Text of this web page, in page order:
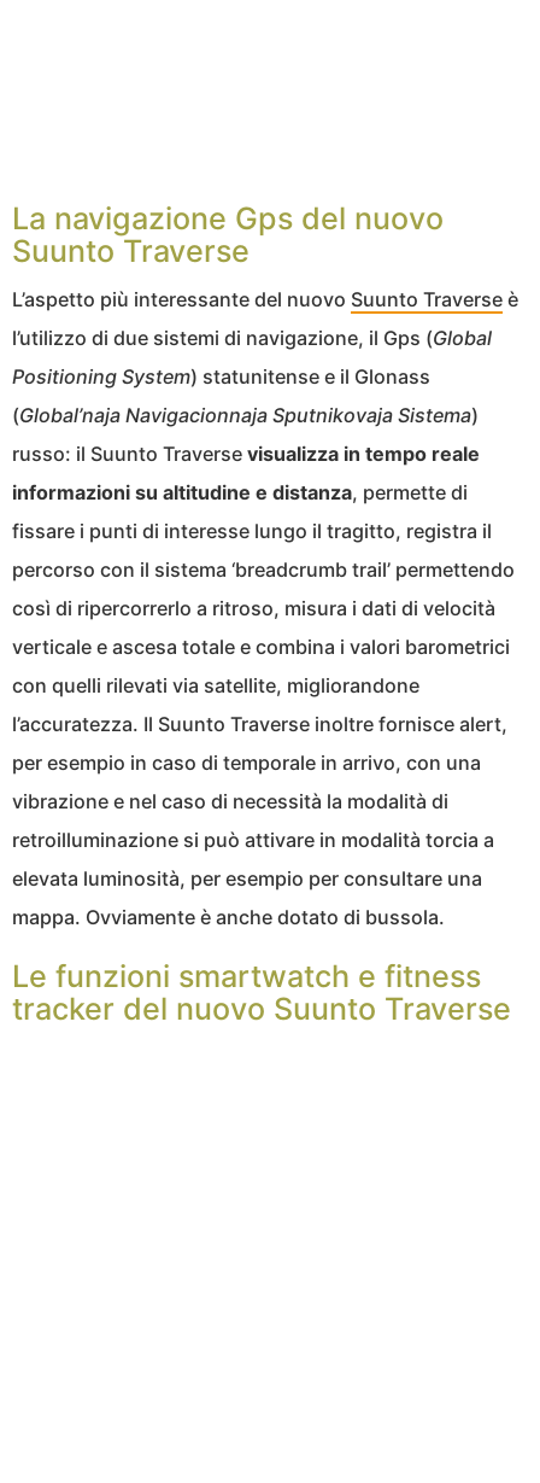
La navigazione Gps del nuovo
Suunto Traverse
L’aspetto più interessante del nuovo Suunto Traverse è
l’utilizzo di due sistemi di navigazione, il Gps (Global
Positioning System) statunitense e il Glonass
(Global’naja Navigacionnaja Sputnikovaja Sistema)
russo: il Suunto Traverse visualizza in tempo reale
informazioni su altitudine e distanza, permette di
fissare i punti di interesse lungo il tragitto, registra il
percorso con il sistema ‘breadcrumb trail’ permettendo
così di ripercorrerlo a ritroso, misura i dati di velocità
verticale e ascesa totale e combina i valori barometrici
con quelli rilevati via satellite, migliorandone
l’accuratezza. Il Suunto Traverse inoltre fornisce alert,
per esempio in caso di temporale in arrivo, con una
vibrazione e nel caso di necessità la modalità di
retroilluminazione si può attivare in modalità torcia a
elevata luminosità, per esempio per consultare una
mappa. Ovviamente è anche dotato di bussola.
Le funzioni smartwatch e fitness
tracker del nuovo Suunto Traverse